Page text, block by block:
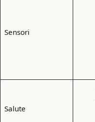
Sensori
Salute